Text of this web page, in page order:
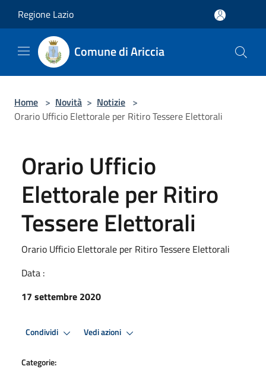
Regione Lazio
Comune di Ariccia
Home > Novità > Notizie >
Orario Ufficio Elettorale per Ritiro Tessere Elettorali
Orario Ufficio
Elettorale per Ritiro
Tessere Elettorali
Orario Ufficio Elettorale per Ritiro Tessere Elettorali
Data :
17 settembre 2020
Condividi Vedi azioni
Categorie: